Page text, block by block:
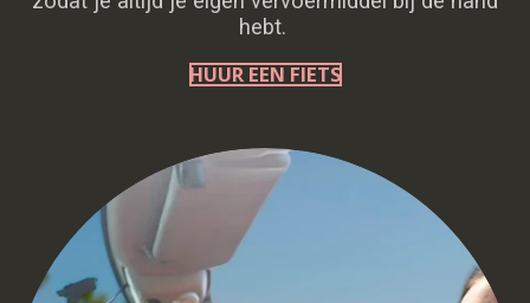
hebt.
HUUR EEN FIETS